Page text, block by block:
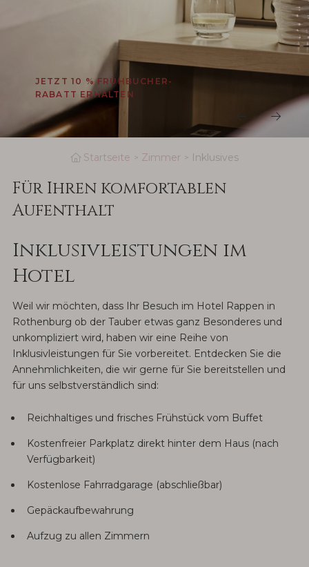
JETZT 10 % FRÜHBUCHER-
RABATT ERHALTEN
Startseite Zimmer Inklusives
Für Ihren komfortablen
Aufenthalt
Inklusivleistungen im
Hotel
Weil wir möchten, dass Ihr Besuch im Hotel Rappen in
Rothenburg ob der Tauber etwas ganz Besonderes und
unkompliziert wird, haben wir eine Reihe von
Inklusivleistungen für Sie vorbereitet. Entdecken Sie die
Annehmlichkeiten, die wir gerne für Sie bereitstellen und
für uns selbstverständlich sind:
Reichhaltiges und frisches Frühstück vom Buffet
Kostenfreier Parkplatz direkt hinter dem Haus (nach
Verfügbarkeit)
Kostenlose Fahrradgarage (abschließbar)
Gepäckaufbewahrung
Aufzug zu allen Zimmern